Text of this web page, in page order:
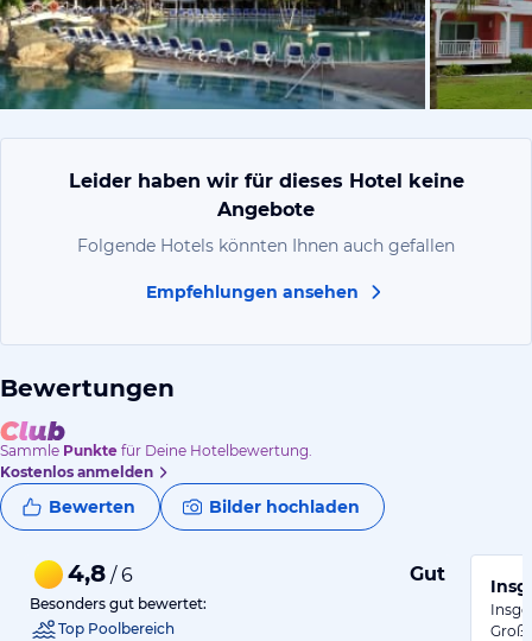
von Sarina,
Leider haben wir für dieses Hotel keine
Angebote
Folgende Hotels könnten Ihnen auch gefallen
Empfehlungen ansehen
Bewertungen
Sammle Punkte für Deine Hotelbewertung.
Kostenlos anmelden
Bewerten Bilder hochladen
4,8 / 6 Gut
Besonders gut bewertet:
Top Poolbereich